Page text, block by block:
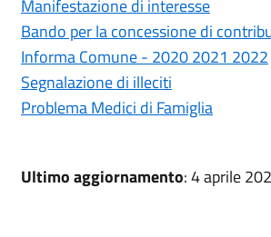
Manifestazione di interesse
Bando per la concessione di
Informa Comune - 2020 2021 2022
Segnalazione di illeciti
Problema Medici di Famiglia
Ultimo aggiornamento: 4 aprile